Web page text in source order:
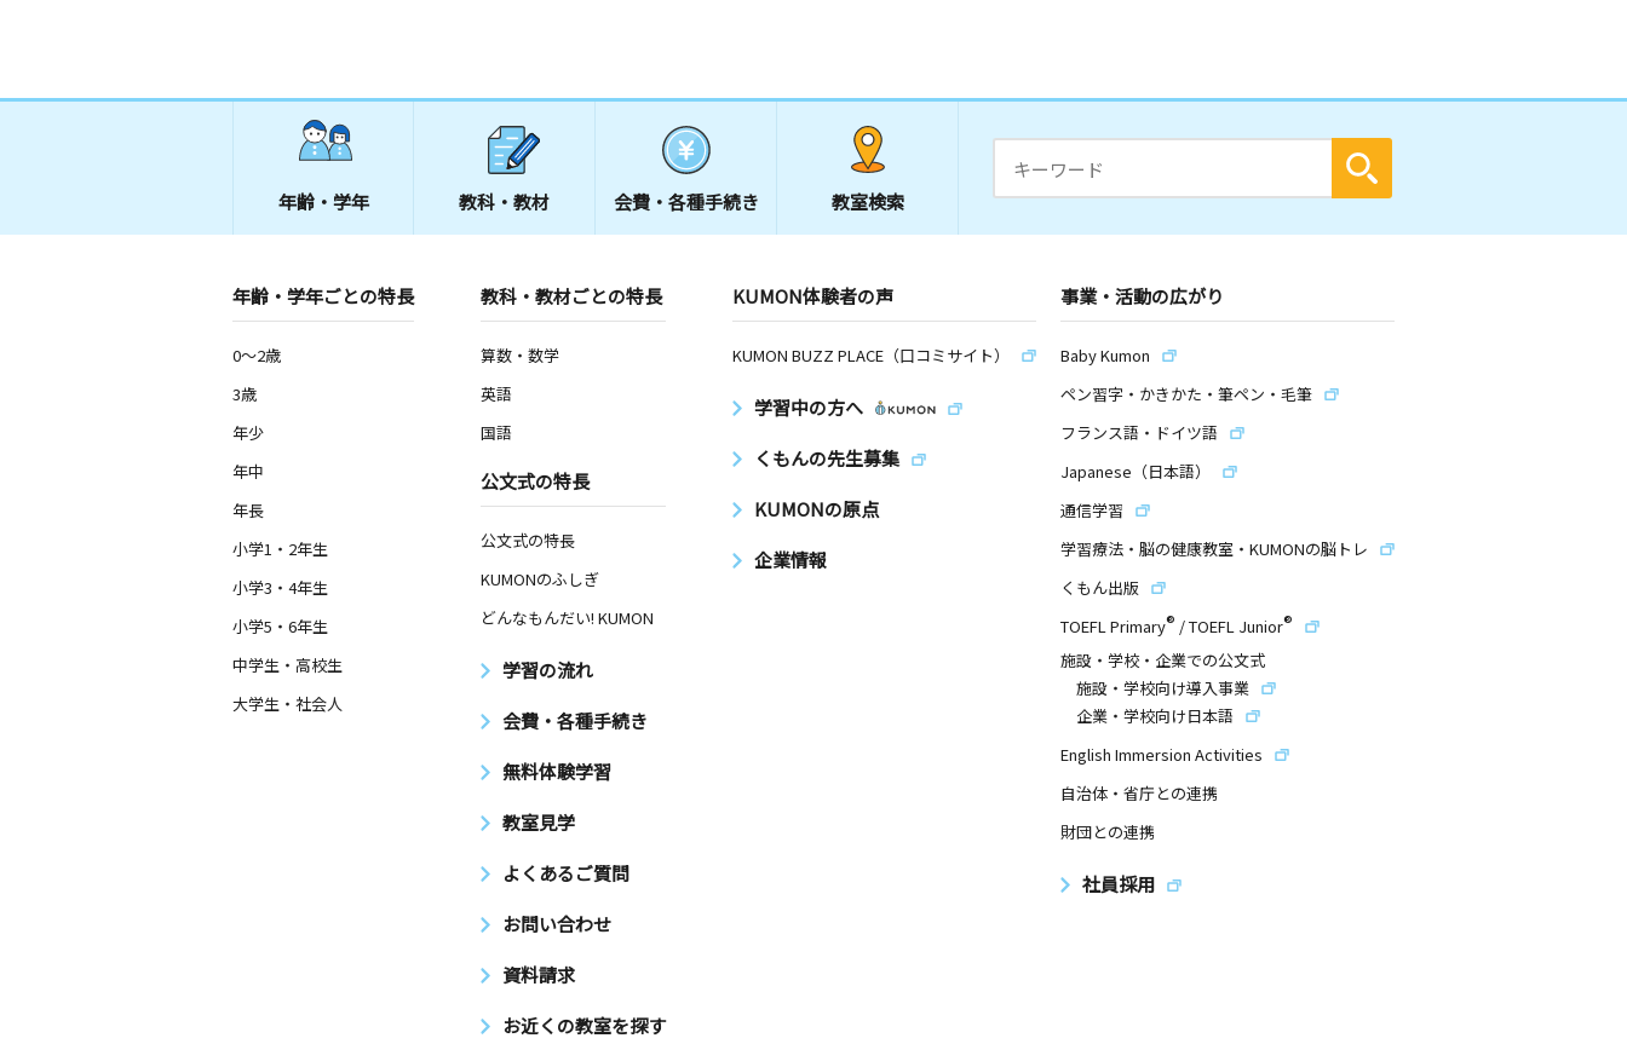
年齢・学年 教科・教材 会費・ 各種手続き 教室検索
年齢・学年ごとの特長
0～2歳
3歳
年少
年中
年長
小学1・2年生
小学3・4年生
小学5・6年生
中学生・高校生
大学生・社会人
教科・教材ごとの特長
算数・数学
英語
国語
公文式の特長
公文式の特長
KUMONのふしぎ
どんなもんだい! KUMON
学習の流れ
会費・各種手続き
無料体験学習
教室見学
よくあるご質問
お問い合わせ
資料請求
お近くの教室を探す
KUMON体験者の声
KUMON BUZZ PLACE（口コミサイト）
学習中の方へ
くもんの先生募集
KUMONの原点
企業情報
事業・活動の広がり
Baby Kumon
ペン習字・かきかた・筆ペン・毛筆
フランス語・ドイツ語
Japanese（日本語）
通信学習
学習療法・脳の健康教室・KUMONの脳トレ
くもん出版
TOEFL Primary® /TOEFL Junior®
施設・学校・企業での公文式
施設・学校向け導入事業
企業・学校向け日本語
English Immersion Activities
自治体・省庁との連携
財団との連携
社員採用